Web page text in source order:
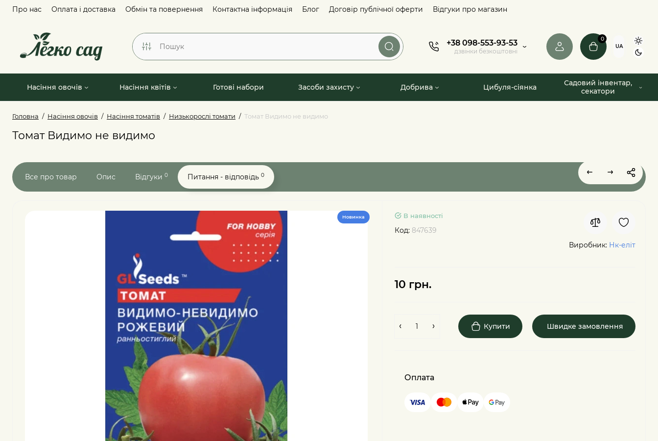
Про нас Оплата і доставка Обмін та повернення Контактна інформація Блог Договір публічної оферти Відгуки про магазин
+38 098-553-93-53
дзвінки безкоштовні
0
UA
Насіння овочів Насіння квітів Готові набори Засоби захисту Добрива Цибуля-сіянка
Садовий інвентар,
секатори
Головна Насіння овочів Насіння томатів Низькорослі томати Томат Видимо не видимо
Томат Видимо не видимо
Все про товар Опис Відгуки 0 Питання - відповідь 0
Новинка В наявності
Код: 847639
Виробник: Нк-еліт
10 грн.
Купити Швидке замовлення
Оплата